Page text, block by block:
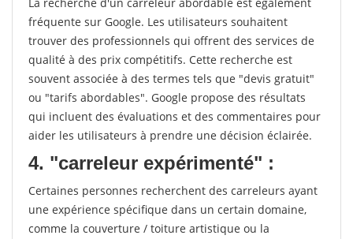
fréquente sur Google. Les utilisateurs souhaitent
trouver des professionnels qui offrent des services de
qualité à des prix compétitifs. Cette recherche est
souvent associée à des termes tels que "devis gratuit"
ou "tarifs abordables". Google propose des résultats
qui incluent des évaluations et des commentaires pour
aider les utilisateurs à prendre une décision éclairée.
4. "carreleur expérimenté" :
Certaines personnes recherchent des carreleurs ayant
une expérience spécifique dans un certain domaine,
comme la couverture / toiture artistique ou la